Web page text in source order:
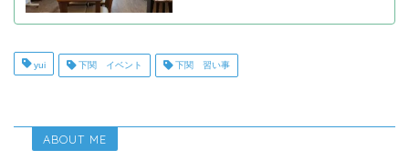
yui 下関 イベント 下関 習い事
ABOUT ME